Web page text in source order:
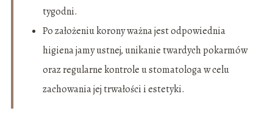
tygodni.
Po założeniu korony ważna jest odpowiednia
higiena jamy ustnej, unikanie twardych pokarmów
oraz regularne kontrole u stomatologa w celu
zachowania jej trwałości i estetyki.